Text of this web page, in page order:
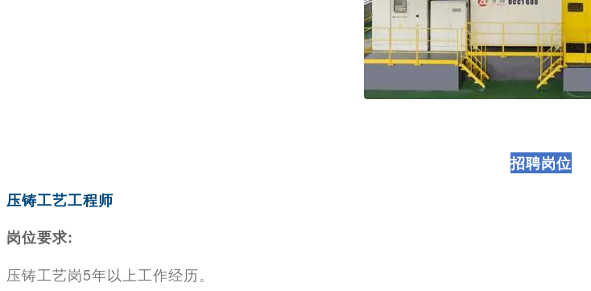
招聘岗位
压铸工艺工程师
岗位要求:
压铸工艺岗5年以上工作经历。